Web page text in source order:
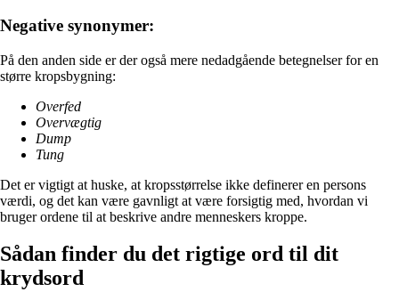
Negative synonymer:
På den anden side er der også mere nedadgående betegnelser for en
større kropsbygning:
Overfed
Overvægtig
Dump
Tung
Det er vigtigt at huske, at kropsstørrelse ikke definerer en persons
værdi, og det kan være gavnligt at være forsigtig med, hvordan vi
bruger ordene til at beskrive andre menneskers kroppe.
Sådan finder du det rigtige ord til dit
krydsord